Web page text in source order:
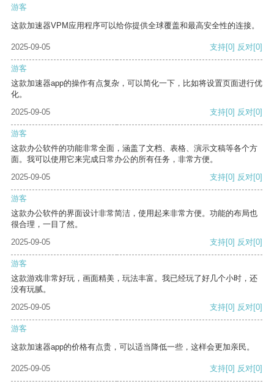
游客
这款加速器VPM应用程序可以给你提供全球覆盖和最高安全性的连接。
2025-09-05 支持[0] 反对[0]
游客
这款加速器app的操作有点复杂，可以简化一下，比如将设置页面进行优
化。
2025-09-05
支持[0] 反对[0]
游客
这款办公软件的功能非常全面，涵盖了文档、表格、演示文稿等各个方
面。我可以使用它来完成日常办公的所有任务，非常方便。
2025-09-05
支持[0] 反对[0]
游客
这款办公软件的界面设计非常简洁，使用起来非常方便。功能的布局也
很合理，一目了然。
2025-09-05
支持[0] 反对[0]
游客
这款游戏非常好玩，画面精美，玩法丰富。我已经玩了好几个小时，还
没有玩腻。
2025-09-05
支持[0] 反对[0]
游客
这款加速器app的价格有点贵，可以适当降低一些，这样会更加亲民。
2025-09-05 支持[0] 反对[0]